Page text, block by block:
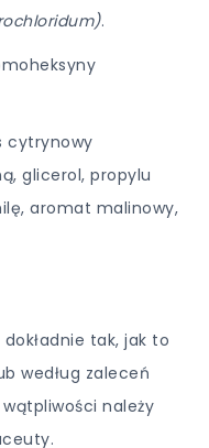
.
cytrynowy
glicerol, propylu
aromat malinowy,
tak, jak to
według zaleceń
należy